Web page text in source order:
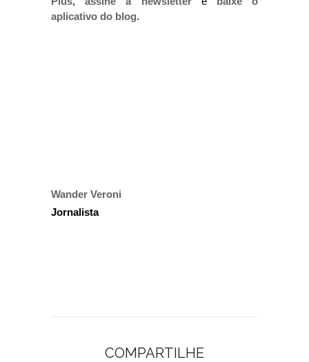
aplicativo do blog.
Wander Veroni
Jornalista
COMPARTILHE